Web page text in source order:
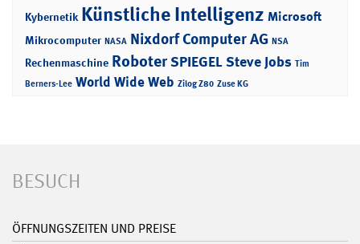
Kybernetik Künstliche Intelligenz Microsoft
Mikrocomputer NASA Nixdorf Computer AG NSA
Rechenmaschine RoboterSPIEGELSteve Jobs Tim
Berners-Lee World Wide Web Zilog Z80 Zuse KG
BESUCH
ÖFFNUNGSZEITEN UND PREISE